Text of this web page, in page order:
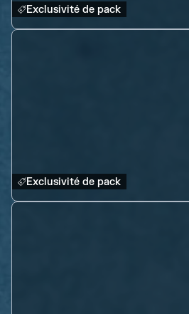
Exclusivité de pack
Exclusivité de pack